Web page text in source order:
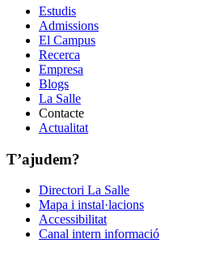
Estudis
Admissions
El Campus
Recerca
Empresa
Blogs
La Salle
Contacte
Actualitat
T’ajudem?
Directori La Salle
Mapa i instal·lacions
Accessibilitat
Canal intern informació